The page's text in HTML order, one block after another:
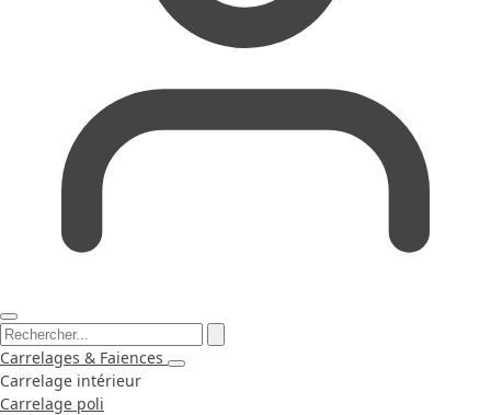
Carrelages & Faiences
Carrelage intérieur
Carrelage poli